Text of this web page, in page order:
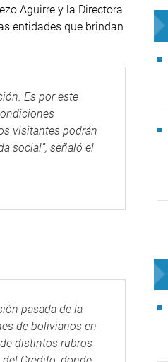
Aguirre y la Directora
entidades que brindan
Es por este
visitantes podrán
social”, señaló el
pasada de la
de bolivianos en
distintos rubros